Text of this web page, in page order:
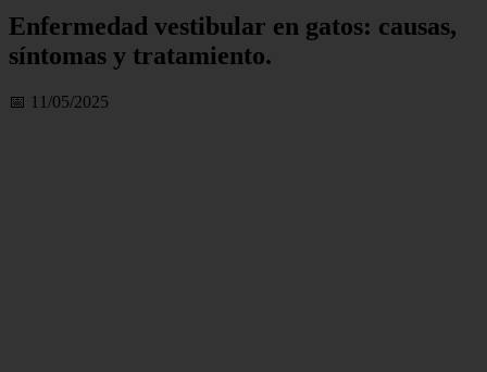
Enfermedad vestibular en gatos: causas,
síntomas y tratamiento.
📅 11/05/2025